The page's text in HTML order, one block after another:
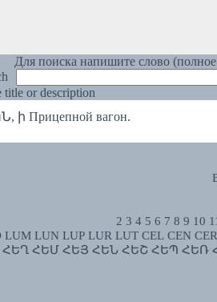
Для поиска напишите слово
title or description
ի Прицепной вагон.
2 3 4 5 6 7 8 9 10
LUM LUN LUP LUR LUT CEL CEN CER
ՀԵՂ ՀԵՄ ՀԵՅ ՀԵՆ ՀԵՇ ՀԵՊ ՀԵՌ